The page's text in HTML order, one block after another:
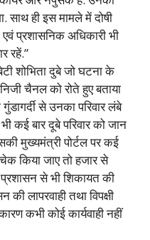
साथ ही इस मामले में दोषी
एवं प्रशासनिक अधिकारी भी
रहें.”
शोभिता दुबे जो घटना के
चैनल को रोते हुए बताया
से उनका परिवार लंबे
कई बार दूबे परिवार को जान
मुख्यमंत्री पोर्टल पर कई
किया जाए तो हजार से
प्रशासन से भी शिकायत की
लापरवाही तथा विपक्षी
कभी कोई कार्यवाही नहीं